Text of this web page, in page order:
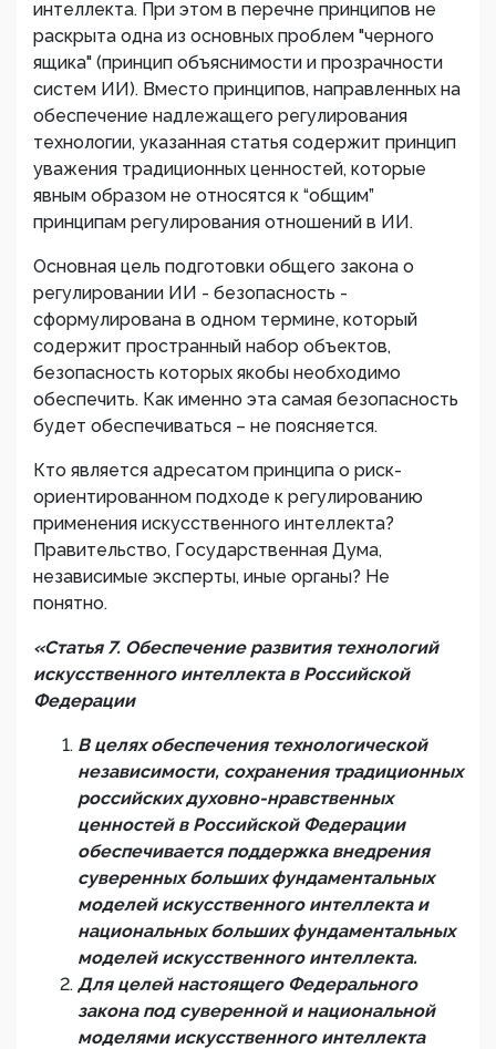
интеллекта. При этом в перечне принципов не
раскрыта одна из основных проблем "черного
ящика" (принцип объяснимости и прозрачности
систем ИИ). Вместо принципов, направленных на
обеспечение надлежащего регулирования
технологии, указанная статья содержит принцип
уважения традиционных ценностей, которые
явным образом не относятся к “общим”
принципам регулирования отношений в ИИ.
Основная цель подготовки общего закона о
регулировании ИИ - безопасность -
сформулирована в одном термине, который
содержит пространный набор объектов,
безопасность которых якобы необходимо
обеспечить. Как именно эта самая безопасность
будет обеспечиваться – не поясняется.
Кто является адресатом принципа о риск-
ориентированном подходе к регулированию
применения искусственного интеллекта?
Правительство, Государственная Дума,
независимые эксперты, иные органы? Не
понятно.
«Статья 7. Обеспечение развития технологий
искусственного интеллекта в Российской
Федерации
В целях обеспечения технологической
независимости, сохранения традиционных
российских духовно-нравственных
ценностей в Российской Федерации
обеспечивается поддержка внедрения
суверенныхбольших фундаментальных
моделейискусственного интеллектаи
национальныхбольших фундаментальных
моделейискусственного интеллекта.
Для целей настоящего Федерального
закона под сувереннойи национальной
моделямиискусственного интеллекта